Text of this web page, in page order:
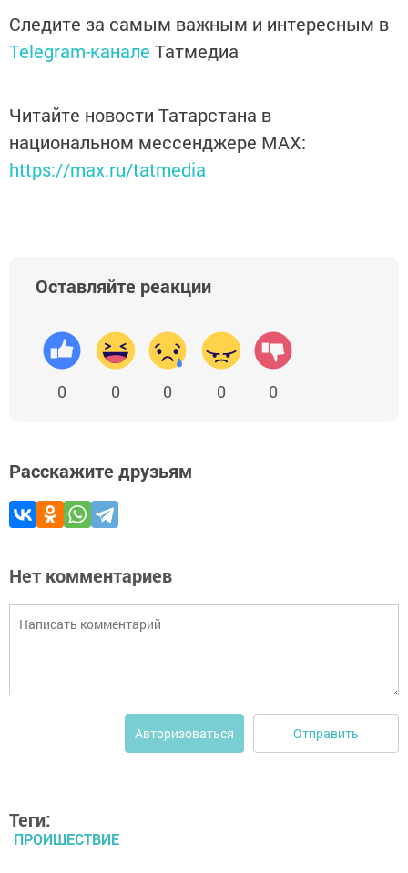
Следите за самым важным и интересным в
Telegram-канале Татмедиа
Читайте новости Татарстана в
национальном мессенджере MАХ:
https://max.ru/tatmedia
Оставляйте реакции
0 0 0 0 0
Расскажите друзьям
Нет комментариев
Авторизоваться Отправить
Теги:
ПРОИШЕСТВИЕ